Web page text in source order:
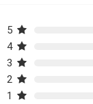
5
4
3
2
1